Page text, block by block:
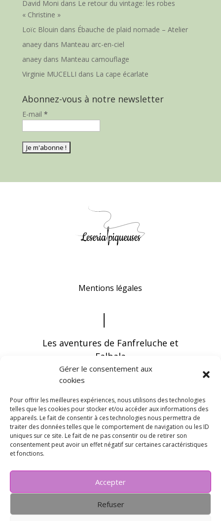
Gérer le consentement aux
cookies
Pour offrir les meilleures expériences, nous utilisons des technologies
telles que les cookies pour stocker et/ou accéder aux informations des
appareils. Le fait de consentir à ces technologies nous permettra de
traiter des données telles que le comportement de navigation ou les ID
uniques sur ce site. Le fait de ne pas consentir ou de retirer son
consentement peut avoir un effet négatif sur certaines caractéristiques
et fonctions.
Accepter
Refuser
David Moni dans Le retour du vintage: les robes
« Christine »
Loïc Blouin dans Ébauche de plaid nomade – Atelier
anaeydans Manteau arc-en-ciel
anaeydans Manteau camouflage
Virginie MUCELLI dans La cape écarlate
Abonnez-vous à notre newsletter
E-mail *
Mentions légales
Les aventures de Fanfreluche et
Falbala
Vous pouvez recevoir les dernières infos en
vous abonnant à notre newsletter